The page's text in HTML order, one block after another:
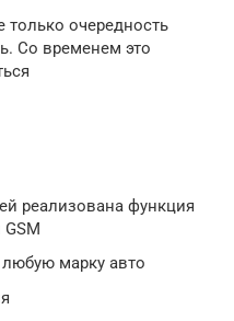
очередность
Со временем это
реализована функция
марку авто